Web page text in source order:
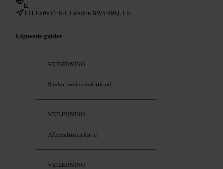
t/
131 Earls Ct Rd, London SW5 9RQ, UK
Lignende guider
VEJLEDNING
Steder med comfortfood
VEJLEDNING
Aftensdrinks for to
VEJLEDNING